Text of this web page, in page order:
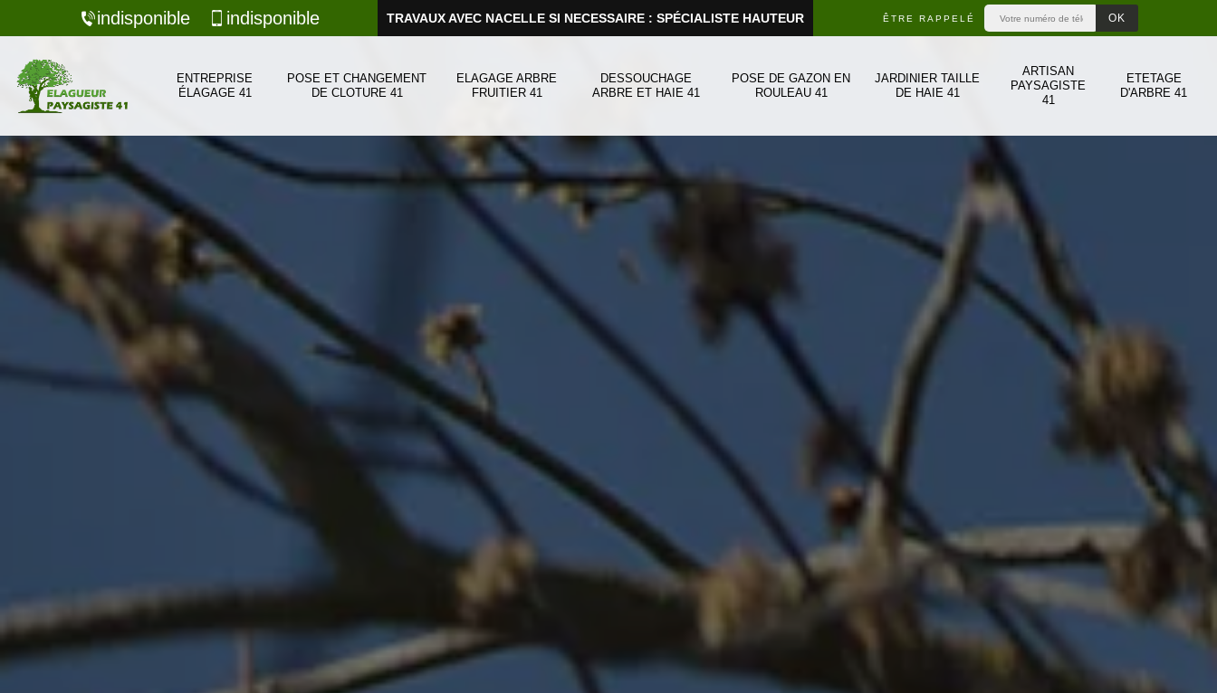
indisponible indisponible TRAVAUX AVEC NACELLE SI NECESSAIRE : SPÉCIALISTE HAUTEUR ÊTRE RAPPELÉ
ENTREPRISE
ÉLAGAGE 41
POSE ET CHANGEMENT
DE CLOTURE 41
ELAGAGE ARBRE
FRUITIER 41
DESSOUCHAGE
ARBRE ET HAIE 41
POSE DE GAZON EN
ROULEAU 41
JARDINIER TAILLE
DE HAIE 41
ARTISAN
PAYSAGISTE
41
ETETAGE
D'ARBRE 41